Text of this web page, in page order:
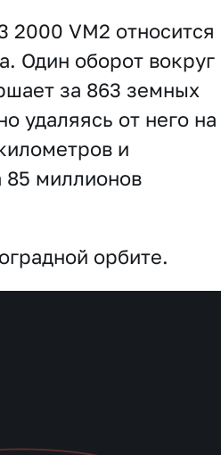
2000 VM2 относится
Один оборот вокруг
за 863 земных
удаляясь от него на
и
85 миллионов
орбите.